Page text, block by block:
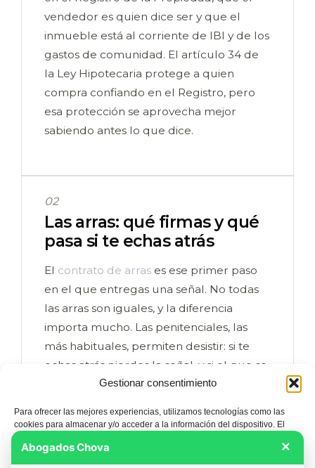
Gestionar consentimiento
Para ofrecer las mejores experiencias, utilizamos tecnologías como las
cookies para almacenar y/o acceder a la información del dispositivo. El
comportamiento de navegación o las identificaciones únicas en este sitio.
No consentir o retirar el consentimiento, puede afectar negativamente a
vendedor es quien dice ser y que el
inmueble está al corriente de IBI y de los
gastos de comunidad. El artículo 34 de
la Ley Hipotecaria protege a quien
compra confiando en el Registro, pero
esa protección se aprovecha mejor
sabiendo antes lo que dice.
02
Las arras: qué firmas y qué
pasa si te echas atrás
El contrato de arras es ese primer paso
en el que entregas una señal. No todas
las arras son iguales, y la diferencia
importa mucho. Las penitenciales, las
más habituales, permiten desistir: si te
echas atrás pierdes la señal, y si el que se
echa atrás es el vendedor, te la devuelve
Código Civil. Antes de firmar un
documento de arras te explicamos
Abogados Chova ×